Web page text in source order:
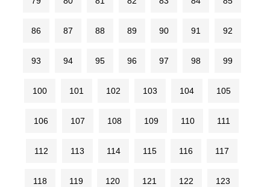
86 87 88 89 90 91 92
93 94 95 96 97 98 99
100 101 102 103 104 105
106 107 108 109 110 111
112 113 114 115 116 117
118 119 120 121 122 123